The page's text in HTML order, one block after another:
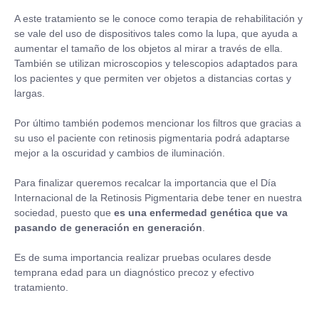
A este tratamiento se le conoce como terapia de rehabilitación y
se vale del uso de dispositivos tales como la lupa, que ayuda a
aumentar el tamaño de los objetos al mirar a través de ella.
También se utilizan microscopios y telescopios adaptados para
los pacientes y que permiten ver objetos a distancias cortas y
largas.
Por último también podemos mencionar los filtros que gracias a
su uso el paciente con retinosis pigmentaria podrá adaptarse
mejor a la oscuridad y cambios de iluminación.
Para finalizar queremos recalcar la importancia que el Día
Internacional de la Retinosis Pigmentaria debe tener en nuestra
sociedad, puesto que es una enfermedad genética que va
pasando de generación en generación
Es de suma importancia realizar pruebas oculares desde
temprana edad para un diagnóstico precoz y efectivo
tratamiento.